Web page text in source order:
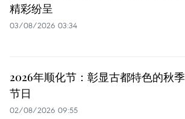
精彩纷呈
03/08/2026 03:34
2026年顺化节：彰显古都特色的秋季
节日
02/08/2026 09:55